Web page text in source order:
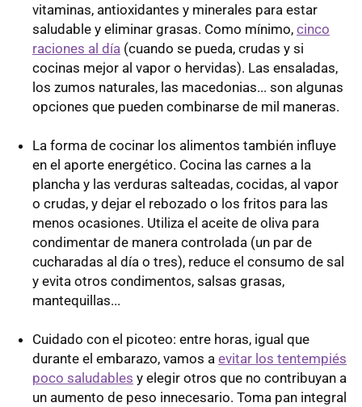
vitaminas, antioxidantes y minerales para estar
saludable y eliminar grasas. Como mínimo, cinco
raciones al día (cuando se pueda, crudas y si
cocinas mejor al vapor o hervidas). Las ensaladas,
los zumos naturales, las macedonias... son algunas
opciones que pueden combinarse de mil maneras.
La forma de cocinar los alimentos también influye
en el aporte energético. Cocina las carnes a la
plancha y las verduras salteadas, cocidas, al vapor
o crudas, y dejar el rebozado o los fritos para las
menos ocasiones. Utiliza el aceite de oliva para
condimentar de manera controlada (un par de
cucharadas al día o tres), reduce el consumo de sal
y evita otros condimentos, salsas grasas,
mantequillas...
Cuidado con el picoteo: entre horas, igual que
durante el embarazo, vamos a evitar los tentempiés
poco saludables y elegir otros que no contribuyan a
un aumento de peso innecesario. Toma pan integral